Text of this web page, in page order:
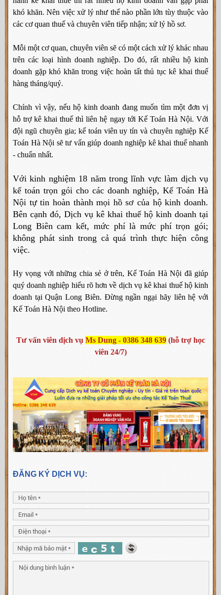
khó khăn. Nên việc xử lý như thế nào phần lớn tùy thuộc vào
các cơ quan thuế và chuyên viên tiếp nhận; xử lý hồ sơ.
Mỗi một cơ quan, chuyên viên sẽ có một cách xử lý khác nhau
trên các loại hình doanh nghiệp. Do đó, rất nhiều hộ kinh
doanh gặp khó khăn trong việc hoàn tất thủ tục kê khai thuế
hàng tháng/quý.
Chính vì vậy, nếu hộ kinh doanh đang muốn tìm một đơn vị
hỗ trợ kê khai thuế thì liên hệ ngay tới Kế Toán Hà Nội. Với
đội ngũ chuyên gia; kế toán viên uy tín và chuyên nghiệp Kế
Toán Hà Nội sẽ tư vấn giúp doanh nghiệp kê khai thuế nhanh
- chuẩn nhất.
Với kinh nghiệm 18 năm trong lĩnh vực làm dịch vụ
kế toán trọn gói cho các doanh nghiệp, Kế Toán Hà
Nội tự tin hoàn thành mọi hồ sơ của hộ kinh doanh.
Bên cạnh đó, Dịch vụ kê khai thuế hộ kinh doanh tại
Long Biêncam kết, mức phí là mức phí trọn gói;
không phát sinh trong cả quá trình thực hiện công
việc.
Hy vọng với những chia sẻ ở trên, Kế Toán Hà Nội đã giúp
quý doanh nghiệp hiểu rõ hơn về dịch vụ kê khai thuế hộ kinh
doanh tại Quận Long Biên. Đừng ngần ngại hãy liên hệ với
Kế Toán Hà Nội theo Hotline.
Tư vấn viên dịch vụ Ms Dung - 0386 348 639(hỗ trợ học
viên 24/7)
ĐĂNG KÝ DỊCH VỤ: